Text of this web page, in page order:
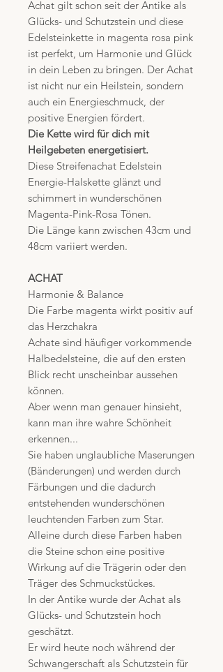
Achat gilt schon seit der Antike als
Glücks- und Schutzstein und diese
Edelsteinkette in magenta rosa pink
ist perfekt, um Harmonie und Glück
in dein Leben zu bringen. Der Achat
ist nicht nur ein Heilstein, sondern
auch ein Energieschmuck, der
positive Energien fördert.
Die Kette wird für dich mit
Heilgebeten energetisiert.
Diese Streifenachat Edelstein
Energie-Halskette glänzt und
schimmert in wunderschönen
Magenta-Pink-Rosa Tönen.
Die Länge kann zwischen 43cm und
48cm variiert werden.
ACHAT
Harmonie & Balance
Die Farbe magenta wirkt positiv auf
das Herzchakra
Achate sind häufiger vorkommende
Halbedelsteine, die auf den ersten
Blick recht unscheinbar aussehen
können.
Aber wenn man genauer hinsieht,
kann man ihre wahre Schönheit
erkennen...
Sie haben unglaubliche Maserungen
(Bänderungen) und werden durch
Färbungen und die dadurch
entstehenden wunderschönen
leuchtenden Farben zum Star.
Alleine durch diese Farben haben
die Steine schon eine positive
Wirkung auf die Trägerin oder den
Träger des Schmuckstückes.
In der Antike wurde der Achat als
Glücks- und Schutzstein hoch
geschätzt.
Er wird heute noch während der
Schwangerschaft als Schutzstein für